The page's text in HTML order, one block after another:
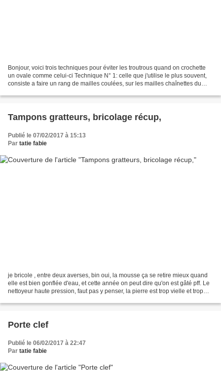
Bonjour, voici trois techniques pour éviter les troutrous quand on crochette
un ovale comme celui-ci Technique N° 1: celle que j'utilise le plus souvent,
consiste a faire un rang de mailles coulées, sur les mailles chaînettes du
Tampons gratteurs, bricolage récup,
Publié le 07/02/2017 à 15:13
Par tatie fabie
je bricole , entre deux averses, bin oui, la mousse ça se retire mieux quand
elle est bien gonflée d'eau, et cette année on peut dire qu'on est gâté pff. Le
nettoyeur haute pression, faut pas y penser, la pierre est trop vielle et trop
Porte clef
Publié le 06/02/2017 à 22:47
Par tatie fabie